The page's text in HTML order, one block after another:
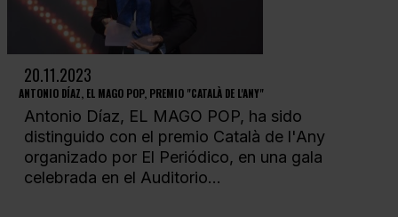
20.11.2023
ANTONIO DÍAZ, EL MAGO POP, PREMIO "CATALÀ DE L'ANY"
Antonio Díaz, EL MAGO POP, ha sido
distinguido con el premio Català de l'Any
organizado por El Periódico, en una gala
celebrada en el Auditorio...